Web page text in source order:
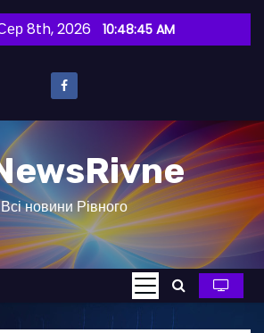
8th, 2026 10:48:46 AM
Всі новини Рівного